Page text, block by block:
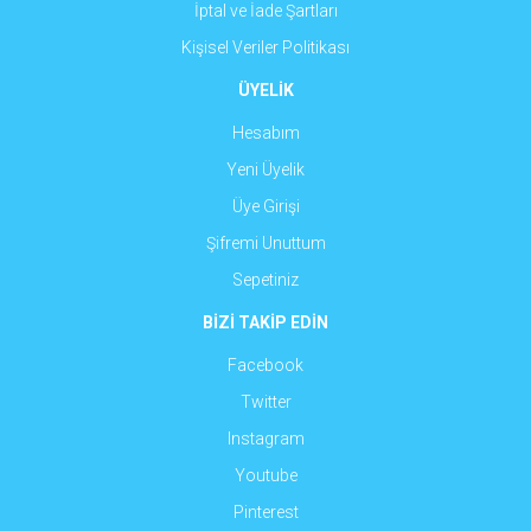
İptal ve İade Şartları
Kişisel Veriler Politikası
ÜYELİK
Hesabım
Yeni Üyelik
Üye Girişi
Şifremi Unuttum
Sepetiniz
BİZİ TAKİP EDİN
Facebook
Twitter
Instagram
Youtube
Pinterest